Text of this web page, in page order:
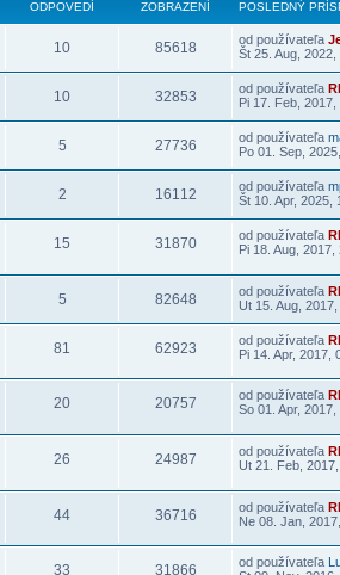
ODPOVEDÍ ZOBRAZENÍ POSLEDNÝ
10 85618 od používateľa
Št 25. Aug, 2022,
10 32853 od používateľa
Pi 17. Feb, 2017,
5 27736 od používateľa
Po 01. Sep,
2 16112 od používateľa
Št 10. Apr, 2025,
15 31870 od používateľa
Pi 18. Aug, 2017,
5 82648 od používateľa
Ut 15. Aug,
81 62923 od používateľa
Pi 14. Apr, 2017,
20 20757 od používateľa
So 01. Apr, 2017,
26 24987 od používateľa
Ut 21. Feb,
44 36716 od používateľa
Ne 08. Jan,
33 31866 od používateľa